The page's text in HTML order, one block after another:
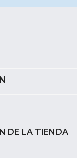
DE LA TIENDA